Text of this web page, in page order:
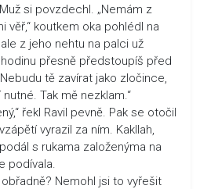
si povzdechl. „Nemám z
věř,“ koutkem oka pohlédl na
z jeho nehtu na palci už
přesně předstoupíš před
tě zavírat jako zločince,
Tak mě nezklam.“
řekl Ravil pevně. Pak se otočil
vyrazil za ním. Kakllah,
s rukama založenýma na
podívala.
Nemohl jsi to vyřešit